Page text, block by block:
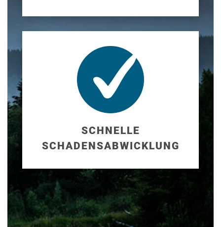
SCHNELLE
SCHADENS­ABWICKLUNG